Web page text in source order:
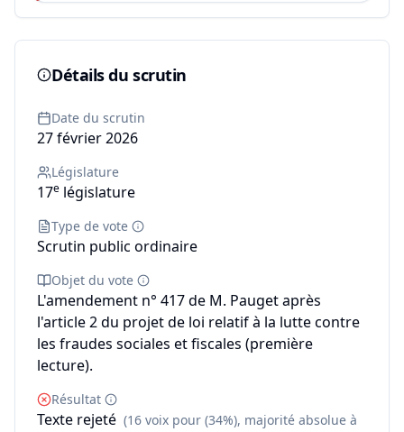
Détails du scrutin
Date du scrutin
27 février 2026
Législature
17e législature
Type de vote
Scrutin public ordinaire
Objet du vote
L'amendement n° 417 de M. Pauget après
l'article 2 du projet de loi relatif à la lutte contre
les fraudes sociales et fiscales (première
lecture).
Résultat
Texte rejeté (16 voix pour (34%), majorité absolue à